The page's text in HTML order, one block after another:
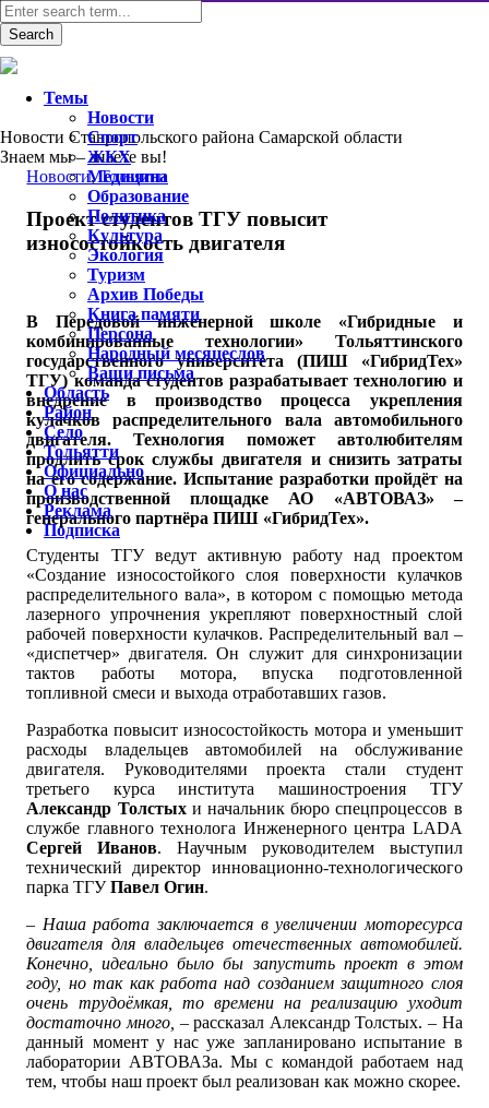
Новости Ставропольского района Самарской области
Знаем мы – знаете вы!
Новости,Тольятти
Проект студентов ТГУ повысит
износостойкость двигателя
В Передовой инженерной школе «Гибридные и
комбинированные технологии» Тольяттинского
государственного университета (ПИШ «ГибридТех»
ТГУ) команда студентов разрабатывает технологию и
внедрение в производство процесса укрепления
кулачков распределительного вала автомобильного
двигателя. Технология поможет автолюбителям
продлить срок службы двигателя и снизить затраты
на его содержание. Испытание разработки пройдёт на
производственной площадке АО «АВТОВАЗ» –
генерального партнёра ПИШ «ГибридТех».
Студенты ТГУ ведут активную работу над проектом
«Создание износостойкого слоя поверхности кулачков
распределительного вала», в котором с помощью метода
лазерного упрочнения укрепляют поверхностный слой
рабочей поверхности кулачков. Распределительный вал –
«диспетчер» двигателя. Он служит для синхронизации
тактов работы мотора, впуска подготовленной
топливной смеси и выхода отработавших газов.
Разработка повысит износостойкость мотора и уменьшит
расходы владельцев автомобилей на обслуживание
двигателя. Руководителями проекта стали студент
третьего курса института машиностроения ТГУ
Александр Толстыхи начальник бюро спецпроцессов в
службе главного технолога Инженерного центра LADA
Сергей Иванов. Научным руководителем выступил
технический директор инновационно-технологического
парка ТГУПавел Огин.
– Наша работа заключается в увеличении моторесурса
двигателя для владельцев отечественных автомобилей.
Конечно, идеально было бы запустить проект в этом
году, но так как работа над созданием защитного слоя
очень трудоёмкая, то времени на реализацию уходит
достаточно много, –рассказал Александр Толстых. – На
данный момент у нас уже запланировано испытание в
лаборатории АВТОВАЗа. Мы с командой работаем над
тем, чтобы наш проект был реализован как можно скорее.
Темы
Новости
Спорт
ЖКХ
Медицина
Образование
Политика
Культура
Экология
Туризм
Архив Победы
Книга памяти
Персона
Народный месяцеслов
Ваши письма
Область
Район
Село
Тольятти
Официально
О нас
Реклама
Подписка